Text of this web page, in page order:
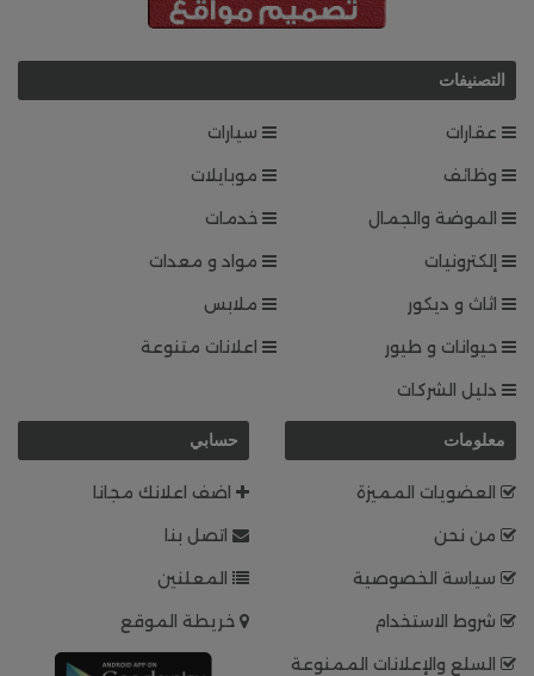
التصنيفات
عقارات
سيارات
وظائف
موبايلات
الموضة والجمال
خدمات
إلكترونيات
مواد و معدات
اثاث و ديكور
ملابس
حيوانات و طيور
اعلانات متنوعة
دليل الشركات
معلومات
العضويات المميزة
من نحن
سياسة الخصوصية
شروط الاستخدام
السلع والإعلانات الممنوعة
حسابي
اضف اعلانك مجانا
اتصل بنا
المعلنين
خريطة الموقع